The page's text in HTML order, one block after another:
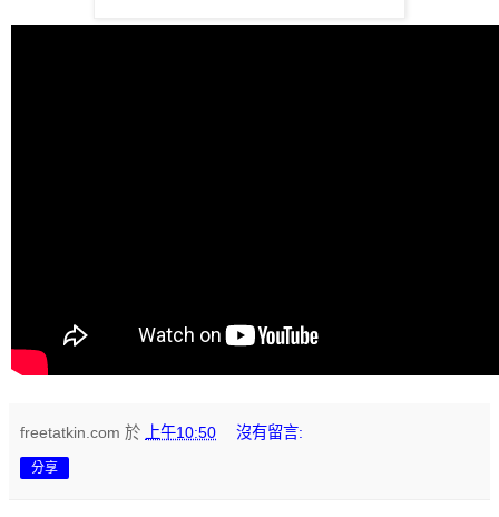
freetatkin.com 於 上午10:50 沒有留言:
分享